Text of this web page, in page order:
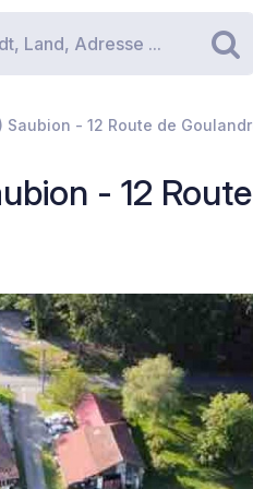
Saubion - 12 Route de
- 12